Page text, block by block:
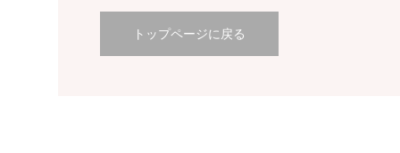
トップページに戻る